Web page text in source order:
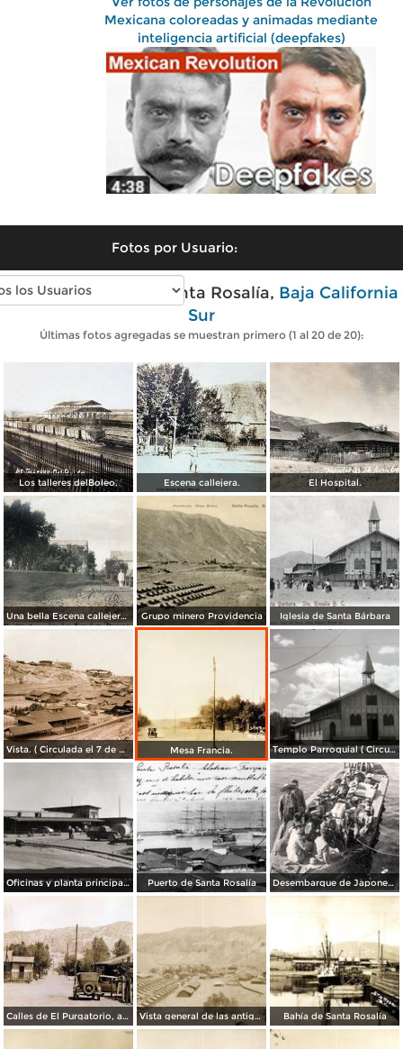
Mexicana coloreadas y animadas mediante
inteligencia artificial (deepfakes)
Fotos por Usuario:
Fotos antiguas de Santa Rosalía, Baja California
Sur
Últimas fotos agregadas se muestran primero (1 al 20 de 20):
Los talleres delBoleo. Escena callejera. El Hospital.
Una bella Escena callejera. ( Circulada el 24 de Noviembre de 1908 ). Grupo minero Providencia Iglesia de Santa Bárbara
Vista. ( Circulada el 7 de Marzo de 1914 ). Mesa Francia. Templo Parroquial ( Circulada el 31 de Enero de 1953 ).
Oficinas y planta principal del compañía Mar Bermejo, S.A. Puerto de Santa Rosalía Desembarque de Japoneses
Calles de El Purgatorio, antiguas minas cerca de Santa Rosalía Vista general de las antiguas minas de El Purgatorio Bahía de Santa Rosalía